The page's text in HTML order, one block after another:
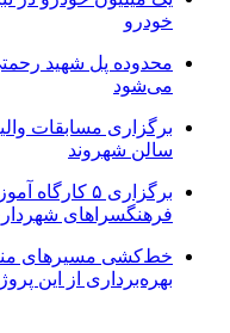
خودرو
محدوده پل شهید
می‌شود
برگزاری مسابقات
سالن شهروند
برگزاری ۵
فرهنگسراهای شهرداری
خط‌کشی مسیرهای
بهره‌برداری از این